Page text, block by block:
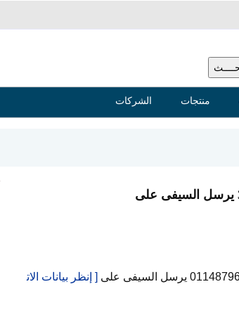
منتجات الشركات
[ إنظر بيانات الات